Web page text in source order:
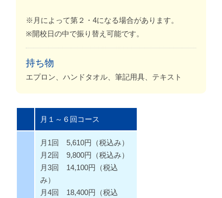
※月によって第２・4になる場合があります。
※開校日の中で振り替え可能です。
持ち物
エプロン、ハンドタオル、筆記用具、テキスト
月１～６回コース
月1回 5,610円（税込み）
月2回 9,800円（税込み）
月3回 14,100円（税込
み）
月4回 18,400円（税込